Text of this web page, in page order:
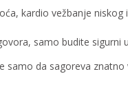
kardio vežbanje
samo budite sigurni
samo da sagoreva